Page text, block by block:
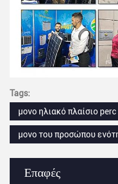
Επαφές
Tags:
μονο ηλιακό πλαίσιο perc
μονο του προσώπου